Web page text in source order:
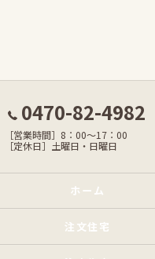
0470-82-4982
［営業時間］8：00〜17：00
［定休日］土曜日・日曜日
ホーム
注文住宅